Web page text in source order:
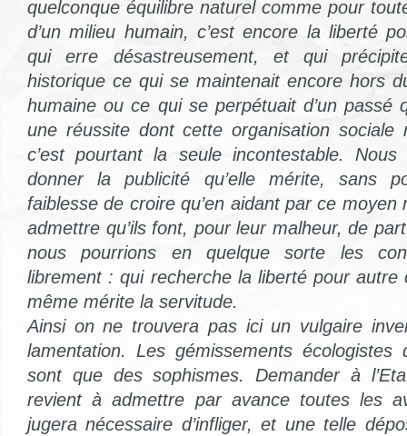
quelconque équilibre naturel comme pour
d’un milieu humain, c’est encore la liberté
qui erre désastreusement, et qui
historique ce qui se maintenait encore hors
humaine ou ce qui se perpétuait d’un passé
une réussite dont cette organisation
c’est pourtant la seule incontestable.
donner la publicité qu’elle mérite, sans
faiblesse de croire qu’en aidant par ce moyen
admettre qu’ils font, pour leur malheur, de
nous pourrions en quelque sorte les
librement : qui recherche la liberté pour autre
même mérite la servitude.
Ainsi on ne trouvera pas ici un vulgaire
lamentation. Les gémissements
sont que des sophismes. Demander à
revient à admettre par avance toutes les
jugera nécessaire d’infliger, et une telle